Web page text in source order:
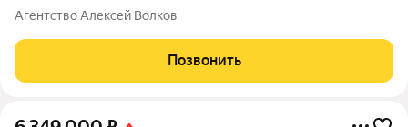
транспортная доступность , в пяти минутах остановка
при выезде и заезде в
Агентство Алексей Волков
Позвонить